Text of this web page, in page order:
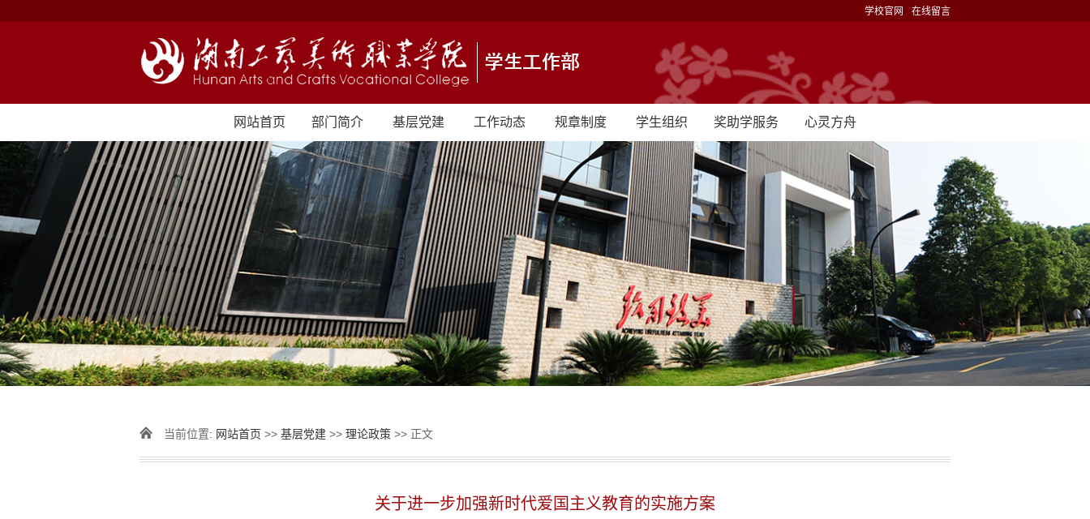
学校官网 在线留言
网站首页 部门简介 基层党建 工作动态 规章制度 学生组织 奖助学服务 心灵方舟
当前位置: 网站首页 >> 基层党建 >> 理论政策 >> 正文
关于进一步加强新时代爱国主义教育的实施方案